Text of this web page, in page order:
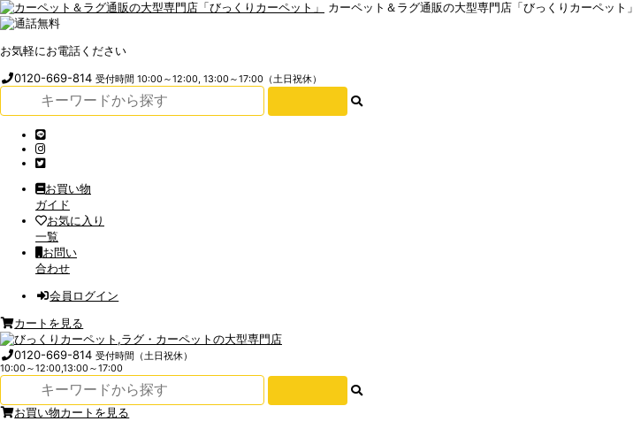
カーペット＆ラグ通販の大型専門店「びっくりカーペット」
お気軽にお電話ください
0120-669-814受付時間 10:00～12:00, 13:00～17:00（土日祝休）
お買い物
ガイド
お気に入り
一覧
お問い
合わせ
会員ログイン
カートを見る
0120-669-814受付時間（土日祝休）
10:00～12:00,13:00～17:00
お買い物カートを見る